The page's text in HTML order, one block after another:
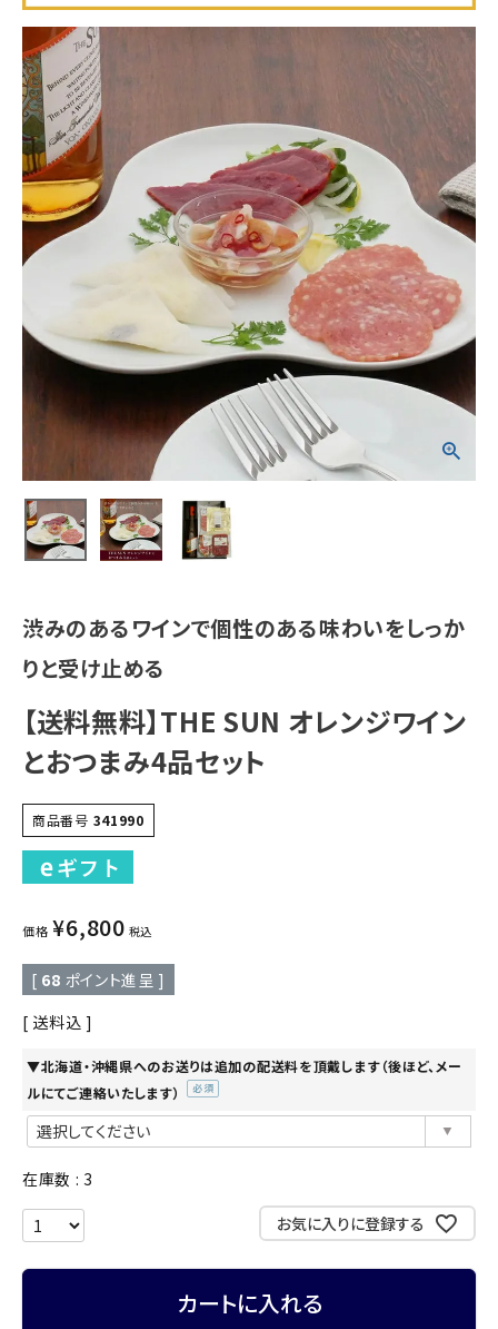
渋みのあるワインで個性のある味わいをしっか
りと受け止める
【送料無料】THE SUN オレンジワイン
とおつまみ4品セット
商品番号 341990
価格 ¥6,800 税込
[ 68 ポイント進呈 ]
送料込
▼北海道・沖縄県へのお送りは追加の配送料を頂戴します（後ほど、メー
ルにてご連絡いたします）
在庫数
3
お気に入りに登録する
カートに入れる